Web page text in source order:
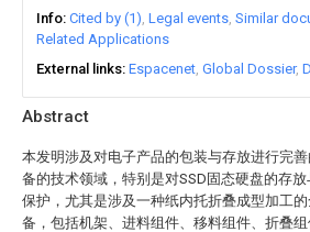
Abstract
本发明涉及对电子产品的包装与存放进行完
备的技术领域，特别是对SSD固态硬盘的存
保护，尤其是涉及一种纸内托折叠成型加工
备，包括机架、进料组件、移料组件、折叠
Info Cited by (1) Legal events Similar
Related Applications
External links Espacenet Global Dossier